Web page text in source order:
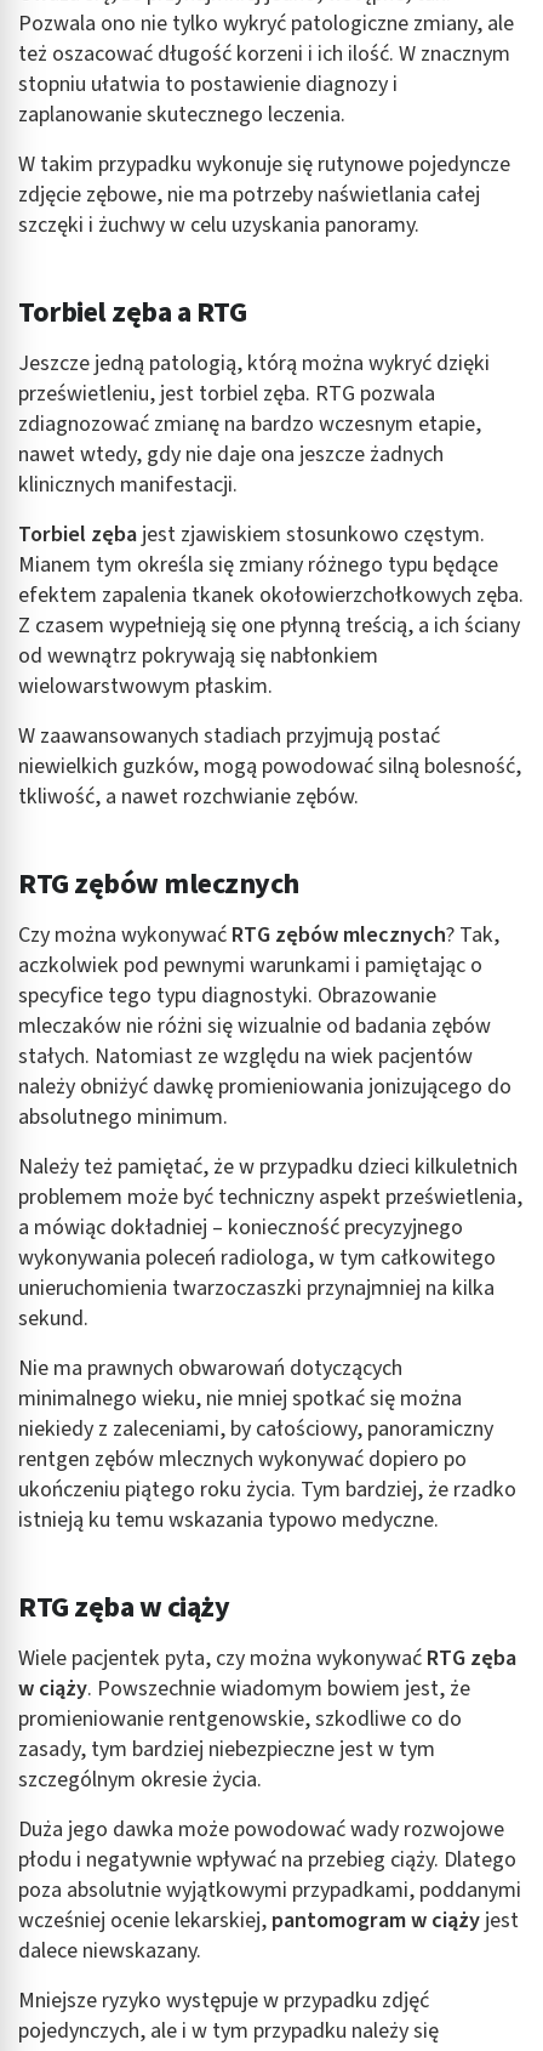
Pozwala ono nie tylko wykryć patologiczne zmiany, ale
też oszacować długość korzeni i ich ilość. W znacznym
stopniu ułatwia to postawienie diagnozy i
zaplanowanie skutecznego leczenia.
W takim przypadku wykonuje się rutynowe pojedyncze
zdjęcie zębowe, nie ma potrzeby naświetlania całej
szczęki i żuchwy w celu uzyskania panoramy.
Torbiel zęba a RTG
Jeszcze jedną patologią, którą można wykryć dzięki
prześwietleniu, jest torbiel zęba. RTG pozwala
zdiagnozować zmianę na bardzo wczesnym etapie,
nawet wtedy, gdy nie daje ona jeszcze żadnych
klinicznych manifestacji.
Torbiel zęba jest zjawiskiem stosunkowo częstym.
Mianem tym określa się zmiany różnego typu będące
efektem zapalenia tkanek okołowierzchołkowych zęba.
Z czasem wypełnieją się one płynną treścią, a ich ściany
od wewnątrz pokrywają się nabłonkiem
wielowarstwowym płaskim.
W zaawansowanych stadiach przyjmują postać
niewielkich guzków, mogą powodować silną bolesność,
tkliwość, a nawet rozchwianie zębów.
RTG zębów mlecznych
Czy można wykonywać RTG zębów mlecznych? Tak,
aczkolwiek pod pewnymi warunkami i pamiętając o
specyfice tego typu diagnostyki. Obrazowanie
mleczaków nie różni się wizualnie od badania zębów
stałych. Natomiast ze względu na wiek pacjentów
należy obniżyć dawkę promieniowania jonizującego do
absolutnego minimum.
Należy też pamiętać, że w przypadku dzieci kilkuletnich
problemem może być techniczny aspekt prześwietlenia,
a mówiąc dokładniej – konieczność precyzyjnego
wykonywania poleceń radiologa, w tym całkowitego
unieruchomienia twarzoczaszki przynajmniej na kilka
sekund.
Nie ma prawnych obwarowań dotyczących
minimalnego wieku, nie mniej spotkać się można
niekiedy z zaleceniami, by całościowy, panoramiczny
rentgen zębów mlecznych wykonywać dopiero po
ukończeniu piątego roku życia. Tym bardziej, że rzadko
istnieją ku temu wskazania typowo medyczne.
RTG zęba w ciąży
Wiele pacjentek pyta, czy można wykonywać RTG zęba
w ciąży. Powszechnie wiadomym bowiem jest, że
promieniowanie rentgenowskie, szkodliwe co do
zasady, tym bardziej niebezpieczne jest w tym
szczególnym okresie życia.
Duża jego dawka może powodować wady rozwojowe
płodu i negatywnie wpływać na przebieg ciąży. Dlatego
poza absolutnie wyjątkowymi przypadkami, poddanymi
wcześniej ocenie lekarskiej, pantomogram w ciąży jest
dalece niewskazany.
Mniejsze ryzyko występuje w przypadku zdjęć
pojedynczych, ale i w tym przypadku należy się